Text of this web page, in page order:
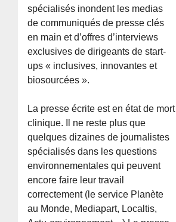
spécialisés inondent les medias
de communiqués de presse clés
en main et d’offres d’interviews
exclusives de dirigeants de start-
ups « inclusives, innovantes et
biosourcées ».
La presse écrite est en état de mort
clinique. Il ne reste plus que
quelques dizaines de journalistes
spécialisés dans les questions
environnementales qui peuvent
encore faire leur travail
correctement (le service Planète
au Monde, Mediapart, Localtis,